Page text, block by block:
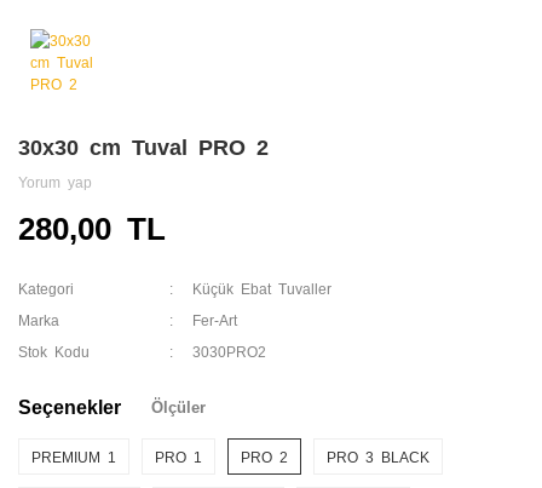
30x30 cm Tuval PRO 2
Yorum yap
280,00 TL
Kategori Küçük Ebat Tuvaller
Marka Fer-Art
Stok Kodu 3030PRO2
Seçenekler Ölçüler
PREMIUM 1 PRO 1 PRO 2 PRO 3 BLACK